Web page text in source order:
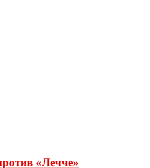
«Лечче»